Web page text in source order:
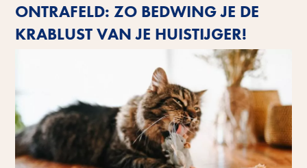
ONTRAFELD: ZO BEDWING JE DE
KRABLUST VAN JE HUISTIJGER!